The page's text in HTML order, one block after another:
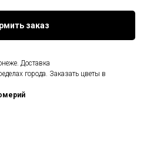
заказ
Доставка
города. Заказать цветы в